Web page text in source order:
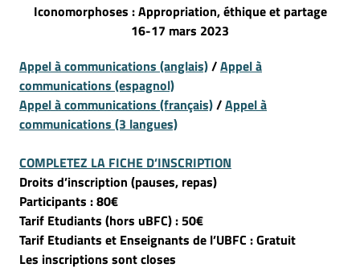
Iconomorphoses : Appropriation, éthique et partage
16-17 mars 2023
Appel à communications (anglais)/Appel à
communications (espagnol)
Appel à communications (français)/Appel à
communications (3 langues)
COMPLETEZ LA FICHE D’INSCRIPTION
Droits d’inscription (pauses, repas)
Participants : 80€
Tarif Etudiants (hors uBFC) : 50€
Tarif Etudiants et Enseignants de l’UBFC : Gratuit
Les inscriptions sont closes